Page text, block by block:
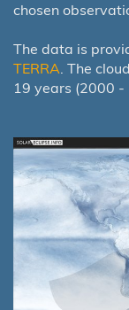
chosen
The data is
TERRA. The
19 years (2000 -